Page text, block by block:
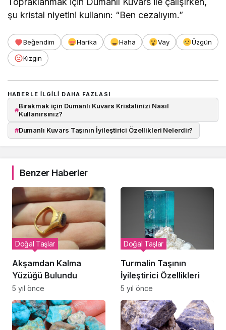
şu kristal niyetini kullanın: “Ben cezalıyım.”
Beğendim Harika Haha Vay
Üzgün
Kızgın
HABERLE ILGILI DAHA FAZLASI
#Bırakmak için Dumanlı Kuvars Kristalinizi Nasıl
Kullanırsınız?
#Dumanlı Kuvars Taşının İyileştirici Özellikleri Nelerdir?
Benzer Haberler
Akşamdan Kalma
Yüzüğü Bulundu
Doğal Taşlar
5 yıl önce
Turmalin Taşının
İyileştirici Özellikleri
Doğal Taşlar
5 yıl önce